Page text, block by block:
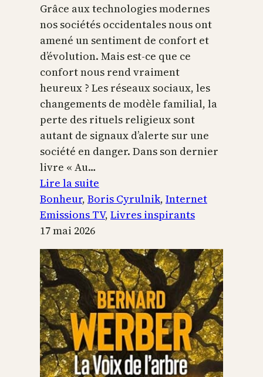
Grâce aux technologies modernes
nos sociétés occidentales nous ont
amené un sentiment de confort et
d’évolution. Mais est-ce que ce
confort nous rend vraiment
heureux ? Les réseaux sociaux, les
changements de modèle familial, la
perte des rituels religieux sont
autant de signaux d’alerte sur une
société en danger. Dans son dernier
livre « Au…
Lire la suite
Boris
Cyrulnik,
petits
bonheurs
Bonheur, Boris Cyrulnik, Internet
Emissions TV, Livres inspirants
17 mai 2026